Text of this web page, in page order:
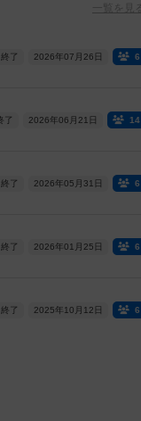
一覧を見る
終了 2026年07月26日 6
了 2026年06月21日 14
終了 2026年05月31日 6
終了 2026年01月25日 6
終了 2025年10月12日 6